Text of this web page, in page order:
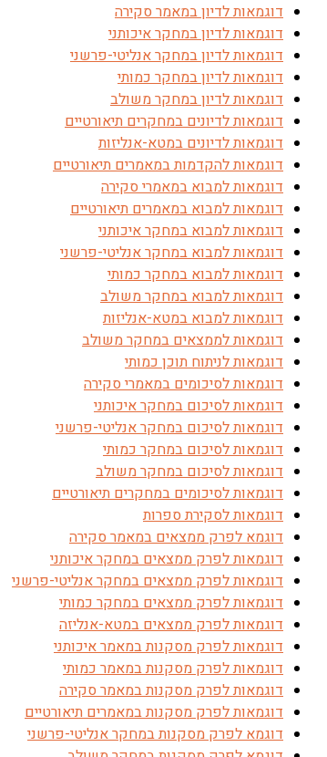
דוגמאות לדיון במאמר סקירה
דוגמאות לדיון במחקר איכותני
דוגמאות לדיון במחקר אנליטי-פרשני
דוגמאות לדיון במחקר כמותי
דוגמאות לדיון במחקר משולב
דוגמאות לדיונים במחקרים תיאורטיים
דוגמאות לדיונים במטא-אנליזות
דוגמאות להקדמות במאמרים תיאורטיים
דוגמאות למבוא במאמרי סקירה
דוגמאות למבוא במאמרים תיאורטיים
דוגמאות למבוא במחקר איכותני
דוגמאות למבוא במחקר אנליטי-פרשני
דוגמאות למבוא במחקר כמותי
דוגמאות למבוא במחקר משולב
דוגמאות למבוא במטא-אנליזות
דוגמאות לממצאים במחקר משולב
דוגמאות לניתוח תוכן כמותי
דוגמאות לסיכומים במאמרי סקירה
דוגמאות לסיכום במחקר איכותני
דוגמאות לסיכום במחקר אנליטי-פרשני
דוגמאות לסיכום במחקר כמותי
דוגמאות לסיכום במחקר משולב
דוגמאות לסיכומים במחקרים תיאורטיים
דוגמאות לסקירת ספרות
דוגמא לפרק ממצאים במאמר סקירה
דוגמאות לפרק ממצאים במחקר איכותני
דוגמאות לפרק ממצאים במחקר אנליטי-פרשני
דוגמאות לפרק ממצאים במחקר כמותי
דוגמאות לפרק ממצאים במטא-אנליזה
דוגמאות לפרק מסקנות במאמר איכותני
דוגמאות לפרק מסקנות במאמר כמותי
דוגמאות לפרק מסקנות במאמר סקירה
דוגמאות לפרק מסקנות במאמרים תיאורטיים
דוגמא לפרק מסקנות במחקר אנליטי-פרשני